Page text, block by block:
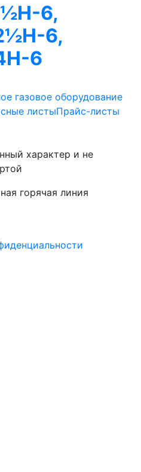
6,
6,
6
листыПрайс-листы
характер и не
горячая линия